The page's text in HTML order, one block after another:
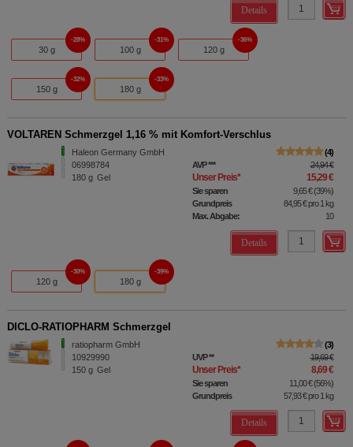
Details
30 g
28%
100 g
31%
120 g
36%
150 g
32%
180 g
33%
VOLTAREN Schmerzgel 1,16 % mit Komfort-Verschlus
Haleon Germany GmbH
06998784
180 g Gel
4
AVP*** 24,94 €
Unser Preis* 15,29 €
Sie sparen 9,65 €(39%)
Grundpreis
84,95 €pro 1 kg
Max. Abgabe:
10
Details
120 g
30%
180 g
39%
DICLO-RATIOPHARM Schmerzgel
ratiopharm GmbH
10929990
150 g Gel
3
UVP** 19,69 €
Unser Preis* 8,69 €
Sie sparen 11,00 €(56%)
Grundpreis
57,93 €pro 1 kg
Details